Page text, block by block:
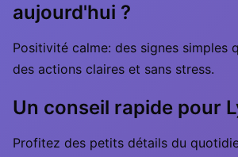
aujourd'hui ?
Positivité calme: des signes simples
des actions claires et sans stress.
Un conseil rapide pour
Profitez des petits détails du